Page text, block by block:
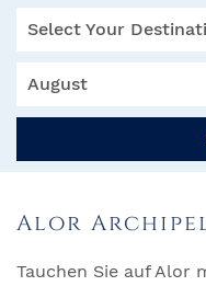
Select Your
August
Alor
Tauchen Sie auf Alor